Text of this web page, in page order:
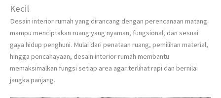
Kecil
Desain interior rumah yang dirancang dengan perencanaan matang
mampu menciptakan ruang yang nyaman, fungsional, dan sesuai
gaya hidup penghuni. Mulai dari penataan ruang, pemilihan material,
hingga pencahayaan, desain interior rumah membantu
memaksimalkan fungsi setiap area agar terlihat rapi dan bernilai
jangka panjang.